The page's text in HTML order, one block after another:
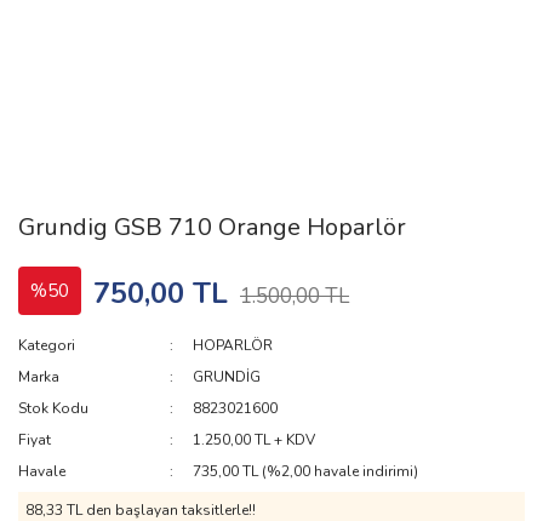
Grundig GSB 710 Orange Hoparlör
%50 750,00 TL 1.500,00 TL
Kategori
HOPARLÖR
Marka
GRUNDİG
Stok Kodu
8823021600
Fiyat
1.250,00 TL + KDV
Havale
735,00 TL (%2,00 havale indirimi)
88,33 TL den başlayan taksitlerle!!